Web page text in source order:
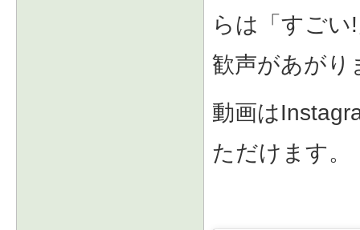
らは「すご
歓声があがり
動画は
ただけます。